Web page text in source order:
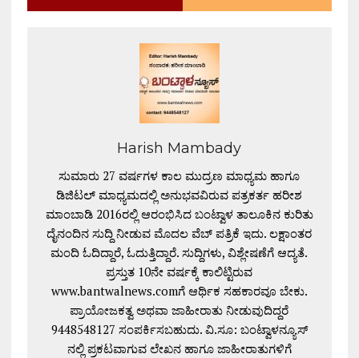
Harish Mambady
ಸುಮಾರು 27 ವರ್ಷಗಳ ಕಾಲ ಮುದ್ರಣ ಮಾಧ್ಯಮ ಹಾಗೂ
ಡಿಜಿಟಲ್ ಮಾಧ್ಯಮದಲ್ಲಿ ಅನುಭವವಿರುವ ಪತ್ರಕರ್ತ ಹರೀಶ
ಮಾಂಬಾಡಿ 2016ರಲ್ಲಿ ಆರಂಭಿಸಿದ ಬಂಟ್ವಾಳ ತಾಲೂಕಿನ ಕುರಿತು
ದೈನಂದಿನ ಸುದ್ದಿ ನೀಡುವ ಮೊದಲ ವೆಬ್ ಪತ್ರಿಕೆ ಇದು. ಲಕ್ಷಾಂತರ
ಮಂದಿ ಓದಿದ್ದಾರೆ, ಓದುತ್ತಿದ್ದಾರೆ. ಸುದ್ದಿಗಳು, ವಿಶ್ಲೇಷಣೆಗೆ ಆದ್ಯತೆ.
ಪ್ರಸ್ತುತ 10ನೇ ವರ್ಷಕ್ಕೆ ಕಾಲಿಟ್ಟಿರುವ
www.bantwalnews.comಗೆ ಆರ್ಥಿಕ ಸಹಕಾರವೂ ಬೇಕು.
ಪ್ರಾಯೋಜಕತ್ವ ಅಥವಾ ಜಾಹೀರಾತು ನೀಡುವುದಿದ್ದರೆ
9448548127 ಸಂಪರ್ಕಿಸಬಹುದು. ವಿ.ಸೂ: ಬಂಟ್ವಾಳನ್ಯೂಸ್
ನಲ್ಲಿ ಪ್ರಕಟವಾಗುವ ಲೇಖನ ಹಾಗೂ ಜಾಹೀರಾತುಗಳಿಗೆ